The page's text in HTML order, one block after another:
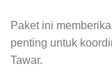
Paket ini
penting untuk
Tawar.